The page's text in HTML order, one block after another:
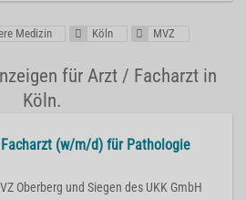
Medizin Köln MVZ
für Arzt / Facharzt in
Köln.
(w/m/d) für Pathologie
Oberberg und Siegen des UKK GmbH